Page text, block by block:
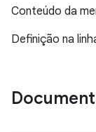
Conteúdo da
Definição na